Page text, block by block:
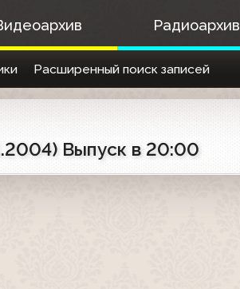
Радиоархив
Расширенный поиск записей
Выпуск в 20:00